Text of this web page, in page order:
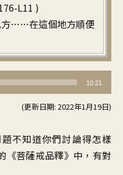
L11 )
方……在這個地方順便
10:21
(更新日期: 2022年1月19日)
不知道你們討論得怎樣
《菩薩戒品釋》中 ， 有對